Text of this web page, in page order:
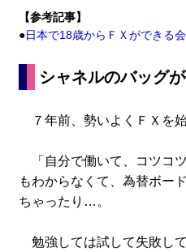
【参考記事】
●日本で18歳からＦＸができる
シャネルのバッグ
７年前、勢いよくＦＸを
「自分で働いて、コツコ
もわからなくて、為替ボー
ちゃったり…。
勉強しては試して失敗し